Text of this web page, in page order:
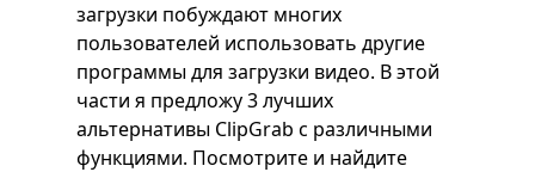
загрузки побуждают многих
пользователей использовать другие
программы для загрузки видео. В этой
части я предложу 3 лучших
альтернативы ClipGrab с различными
функциями. Посмотрите и найдите